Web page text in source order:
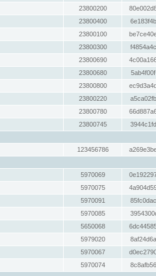
23800200
23800400
23800100
23800300
23800690
23800680
23800800
23800220
23800780
23800745
123456786
5970069
5970075
5970091
5970085
5650068
5979020
5970067
5970074